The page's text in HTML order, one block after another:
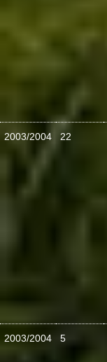
2003/2004 22
2003/2004 5